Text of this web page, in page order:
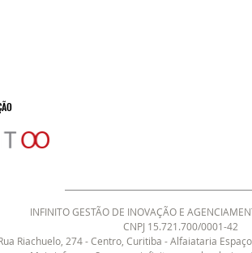
INFINITO GESTÃO DE INOVAÇÃO E
CNPJ 15.721.700/0001-42
Riachuelo, 274 - Centro, Curitiba - Alfaiataria